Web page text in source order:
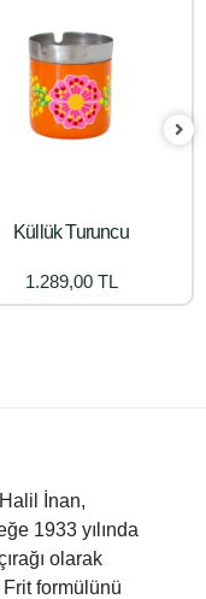
Küllük Turuncu
1.289,00 TL
İnan,
1933 yılında
olarak
Frit formülünü